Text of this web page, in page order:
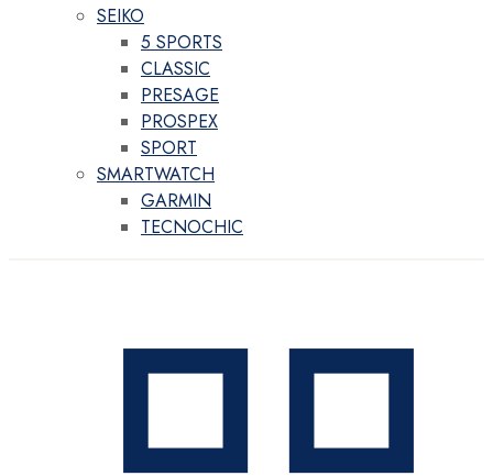
SEIKO
5 SPORTS
CLASSIC
PRESAGE
PROSPEX
SPORT
SMARTWATCH
GARMIN
TECNOCHIC